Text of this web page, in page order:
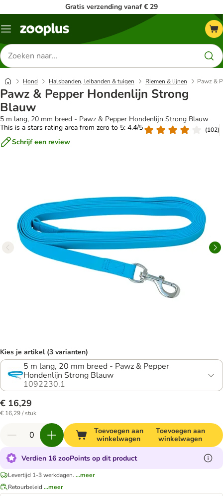
Gratis verzending vanaf € 29
Menu
Zoeken
naar
producten
Hond Halsbanden, leibanden & tuigen Riemen & lijnen Pawz &
Pawz & Pepper Hondenlijn Strong
Blauw
5 m lang, 20 mm breed - Pawz & Pepper Hondenlijn Strong Blauw
This is a stars rating area from zero to 5: 4.4/5
(102)
Schrijf een review
Kies je artikel (3 varianten)
5 m lang, 20 mm breed - Pawz & Pepper
Hondenlijn Strong Blauw
1092230.1
€ 16,29
€ 16,29 / stuk
Toevoegen aan
winkelwagen
Toevoegen aan
winkelwagen
Verdien 16 zooPoints op dit product
Levertijd 1-3 werkdagen. ...meer
Retourbeleid ...meer